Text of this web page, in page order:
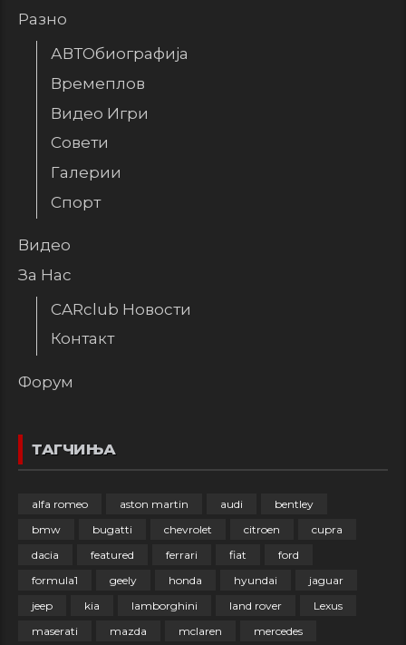
Разно
АВТОбиографија
Времеплов
Видео Игри
Совети
Галерии
Спорт
Видео
За Нас
CARclub Новости
Контакт
Форум
ТАГЧИЊА
alfa romeo aston martin audi
bentley
bmw
bugatti chevrolet citroen
cupra
dacia
featured ferrari fiat
ford
formula1
geely honda hyundai
jaguar
jeep
kia lamborghini land rover
Lexus
maserati
mazda mclaren mercedes